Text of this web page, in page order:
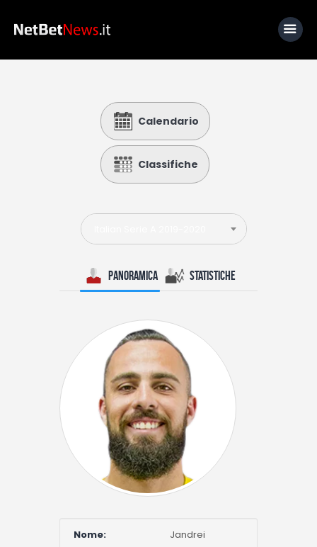
Calcio
Basket
Tennis
Lo Sapevi Che
I consigli di Giulia
Calendario
Classifiche
Panoramica Statistiche
Nome:
Jandrei